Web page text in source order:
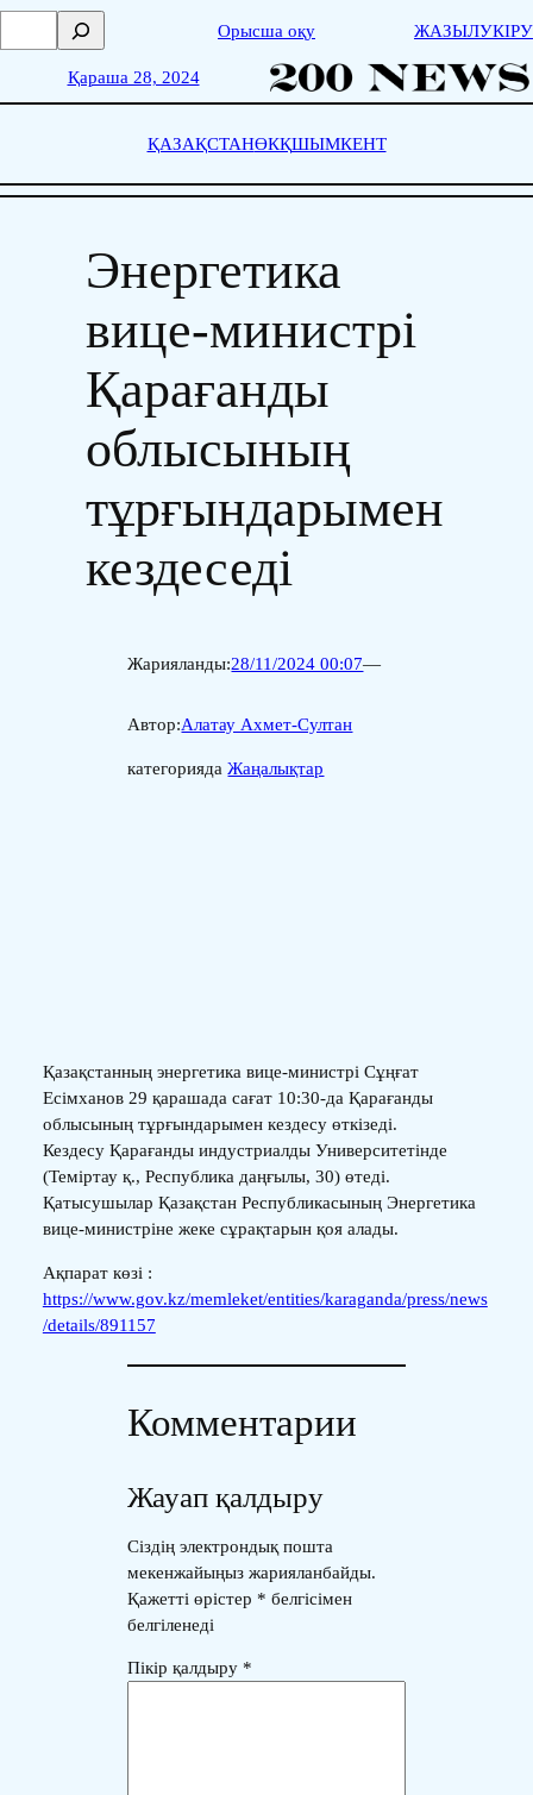
Skip
о
с
Орысша оқу ЖАЗЫЛУКІРУ
Қараша 28, 2024
ҚАЗАҚСТАНӨКҚШЫМКЕНТ
Энергетика
вице-министрі
Қарағанды
облысының
тұрғындарымен
кездеседі
Жарияланды:28/11/2024 00:07—
Автор:Алатау Ахмет-Султан
категориядаЖаңалықтар
Қазақстанның энергетика вице-министрі Сұңғат
Есімханов 29 қарашада сағат 10:30-да Қарағанды
облысының тұрғындарымен кездесу өткізеді.
Кездесу Қарағанды индустриалды Университетінде
(Теміртау қ., Республика даңғылы, 30) өтеді.
Қатысушылар Қазақстан Республикасының Энергетика
вице-министріне жеке сұрақтарын қоя алады.
Ақпарат көзі :
https://www.gov.kz/memleket/entities/karaganda/press/news
/details/891157
Комментарии
Жауап қалдыру
Сіздің электрондық пошта
мекенжайыңыз жарияланбайды.
Қажетті өрістер * белгісімен
белгіленеді
Пікір қалдыру *